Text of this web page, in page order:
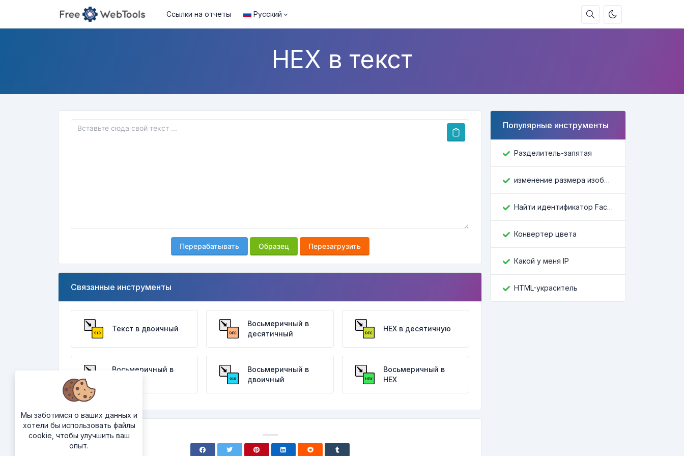
Ссылки на отчеты Русский
HEX в текст
Перерабатывать Образец Перезагрузить
Связанные инструменты
Текст в двоичный
Восьмеричный в
десятичный
HEX в десятичную
Восьмеричный в
Восьмеричный в
двоичный
Восьмеричный в
HEX
Популярные инструменты
Разделитель-запятая
изменение размера изображения
Найти идентификатор Facebook
Конвертер цвета
Какой у меня IP
HTML-украситель
Мы заботимся о ваших данных и
хотели бы использовать файлы
cookie, чтобы улучшить ваш
опыт.